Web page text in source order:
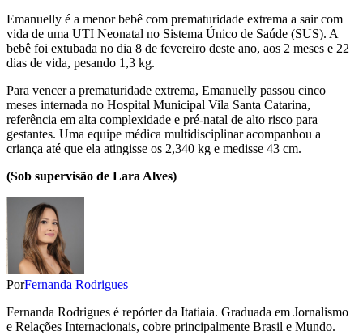
Emanuelly é a menor bebê com prematuridade extrema a sair com
vida de uma UTI Neonatal no Sistema Único de Saúde (SUS). A
bebê foi extubada no dia 8 de fevereiro deste ano, aos 2 meses e 22
dias de vida, pesando 1,3 kg.
Para vencer a prematuridade extrema, Emanuelly passou cinco
meses internada no Hospital Municipal Vila Santa Catarina,
referência em alta complexidade e pré-natal de alto risco para
gestantes. Uma equipe médica multidisciplinar acompanhou a
criança até que ela atingisse os 2,340 kg e medisse 43 cm.
(Sob supervisão de Lara Alves)
PorFernanda Rodrigues
Fernanda Rodrigues é repórter da Itatiaia. Graduada em Jornalismo
e Relações Internacionais, cobre principalmente Brasil e Mundo.